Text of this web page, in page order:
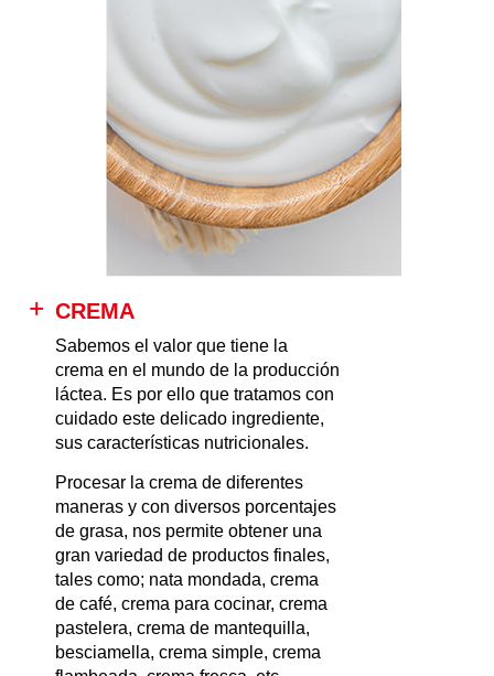
CREMA
Sabemos el valor que tiene la
crema en el mundo de la producción
láctea. Es por ello que tratamos con
cuidado este delicado ingrediente,
sus características nutricionales.
Procesar la crema de diferentes
maneras y con diversos porcentajes
de grasa, nos permite obtener una
gran variedad de productos finales,
tales como; nata mondada, crema
de café, crema para cocinar, crema
pastelera, crema de mantequilla,
besciamella, crema simple, crema